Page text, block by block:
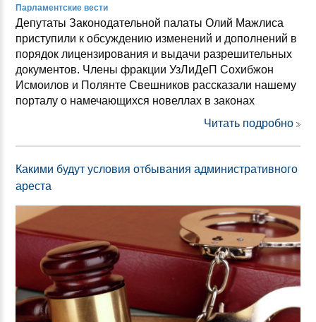
Парламентские вести
Депутаты Законодательной палаты Олий Мажлиса
приступили к обсуждению изменений и дополнений в
порядок лицензирования и выдачи разрешительных
документов. Члены фракции УзЛиДеП Сохибжон
Исмоилов и Полянте Свешников рассказали нашему
порталу о намечающихся новеллах в законах
Читать подробно
Какими будут условия отбывания административного
ареста